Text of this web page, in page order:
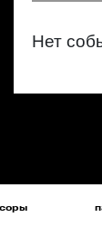
Нет